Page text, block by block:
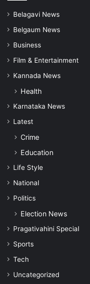
Belagavi News
Belgaum News
Business
Film & Entertainment
Kannada News
Health
Karnataka News
Latest
Crime
Education
Life Style
National
Politics
Election News
Pragativahini Special
Sports
Tech
Uncategorized